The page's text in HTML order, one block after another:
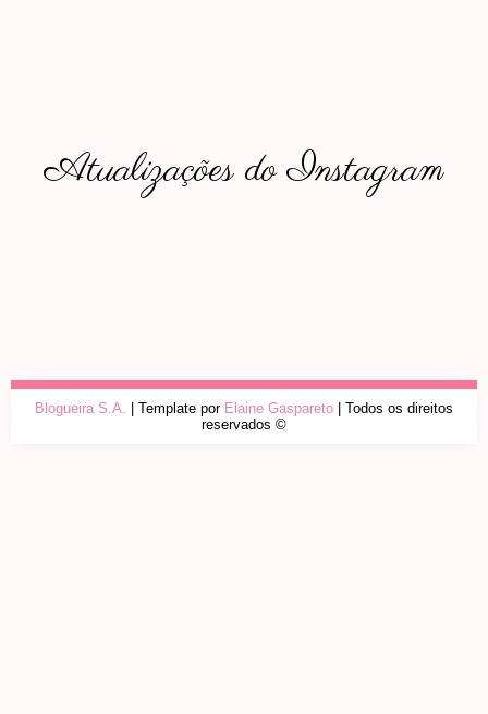
Atualizações do Instagram
Blogueira S.A. | Template por Elaine Gaspareto | Todos os direitos
reservados ©